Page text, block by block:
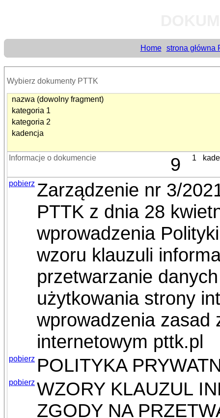
Home strona główna
Wybierz dokumenty PTTK
nazwa (dowolny fragment)
kategoria 1
kategoria 2
kadencja
Informacje o dokumencie 9 1
pobierz Zarządzenie nr 3/
PTTK z dnia 28
wprowadzenia
wzoru klauzuli
przetwarzanie
użytkowania strony
wprowadzenia zasad
internetowym pttk.pl
pobierz POLITYKA
pobierz WZORY KLAUZUL
ZGODY NA